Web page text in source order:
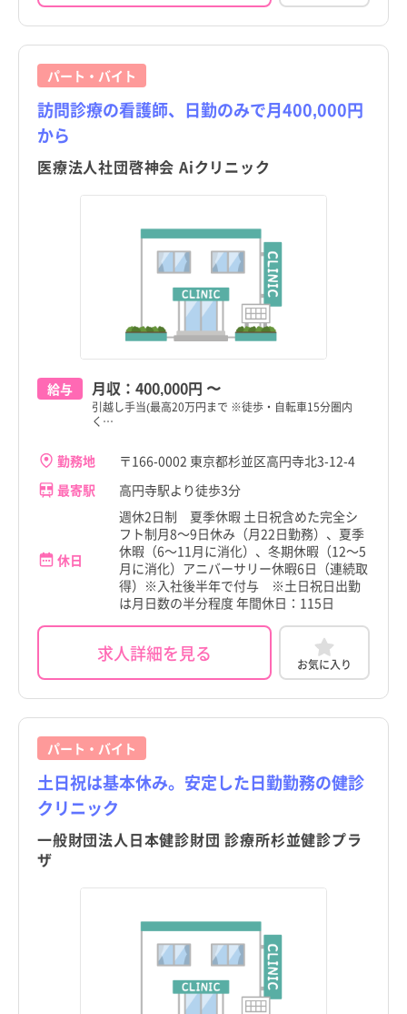
パート・バイト
訪問診療の看護師、日勤のみで月400,000円
から
医療法人社団啓神会 Aiクリニック
給与 月収： 400,000円 〜
引越し手当(最高20万円まで ※徒歩・自転車15分圏内
く…
勤務地
〒166-0002 東京都杉並区高円寺北3-12-4
最寄駅
高円寺駅より徒歩3分
休日
週休2日制 夏季休暇 土日祝含めた完全シ
フト制月8～9日休み（月22日勤務）、夏季
休暇（6～11月に消化）、冬期休暇（12～5
月に消化）アニバーサリー休暇6日（連続取
得）※入社後半年で付与 ※土日祝日出勤
は月日数の半分程度 年間休日：115日
求人詳細を見る お気に入り
パート・バイト
土日祝は基本休み。安定した日勤勤務の健診
クリニック
一般財団法人日本健診財団 診療所杉並健診プラ
ザ